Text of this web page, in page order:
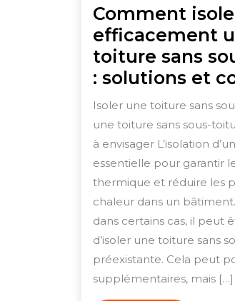
Comment
efficacement
toiture sans
: solutions et
Isoler une toiture sans
une toiture sans sous-
à envisager L’isolation
essentielle pour garantir
thermique et réduire les
chaleur dans un
dans certains cas, il peut
d’isoler une toiture sans
préexistante. Cela peut
supplémentaires, mais […]